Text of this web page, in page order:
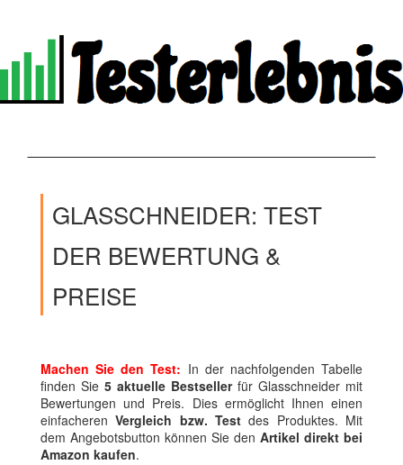
GLASSCHNEIDER: TEST
DER BEWERTUNG &
PREISE
Machen Sie den Test: In der nachfolgenden Tabelle
finden Sie 5 aktuelle Bestsellerfür Glasschneider mit
Bewertungen und Preis. Dies ermöglicht Ihnen einen
einfacherenVergleich bzw. Test des Produktes. Mit
dem Angebotsbutton können Sie den Artikel direkt bei
Amazon kaufen.